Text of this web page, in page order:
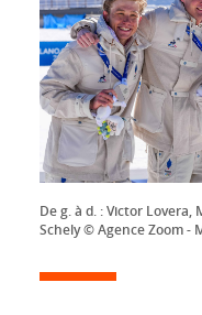
De g. à d. : Victor
Schely © Agence Zoom -